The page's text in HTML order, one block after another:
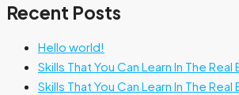
Recent Posts
Hello world!
Skills That You Can Learn In The
Skills That You Can Learn In The